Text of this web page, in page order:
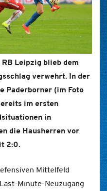
Leipzig blieb dem
verwehrt. In der
Paderborner (im Foto
im ersten
in
die Hausherren vor
2:0.
Mittelfeld
Minute-Neuzugang